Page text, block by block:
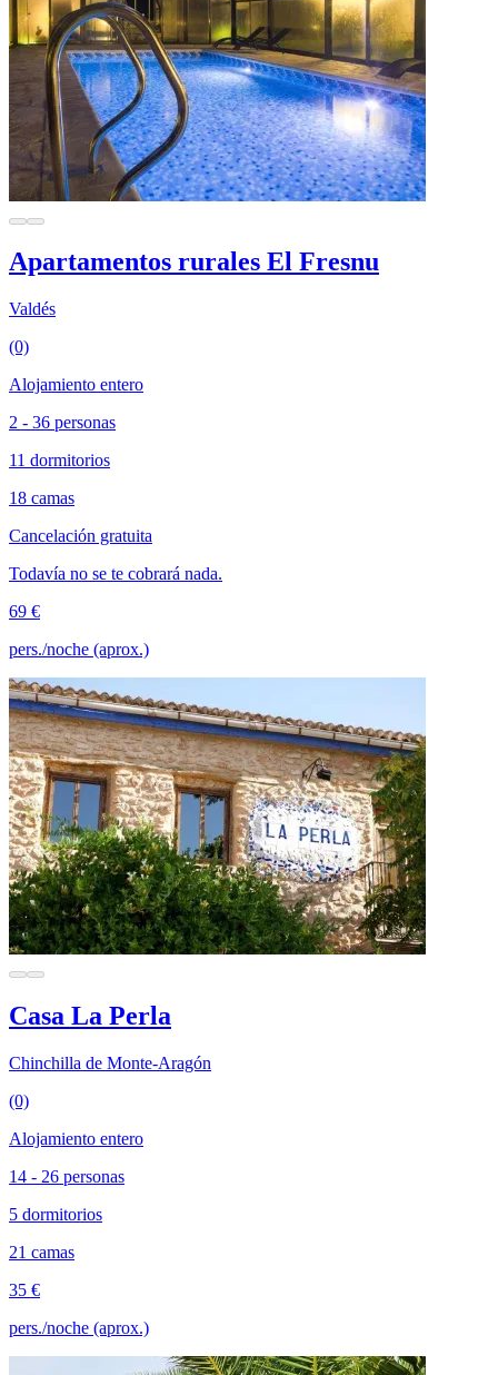
Apartamentos rurales El Fresnu
Valdés
(0)
Alojamiento entero
2 - 36 personas
11 dormitorios
18 camas
Cancelación gratuita
Todavía no se te cobrará nada.
69 €
pers./noche (aprox.)
Casa La Perla
Chinchilla de Monte-Aragón
(0)
Alojamiento entero
14 - 26 personas
5 dormitorios
21 camas
35 €
pers./noche (aprox.)